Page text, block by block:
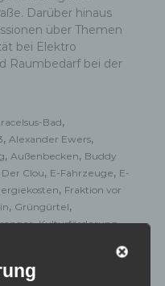
Darüber hinaus
über Themen
bei Elektro
Raumbedarf bei der
Bad,
, Alexander Ewers,
, Außenbecken, Buddy
Der Clou, E-Fahrzeuge, E-
, Fraktion vor
, Grüngürtel,
,Kulturförderung,